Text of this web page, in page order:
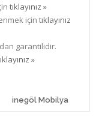
tıklayınız »
için tıklayınız
garantilidir.
»
inegöl Mobilya